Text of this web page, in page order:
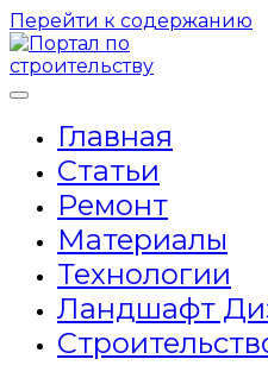
Перейти к содержанию
Главная
Статьи
Ремонт
Материалы
Технологии
Ландшафт